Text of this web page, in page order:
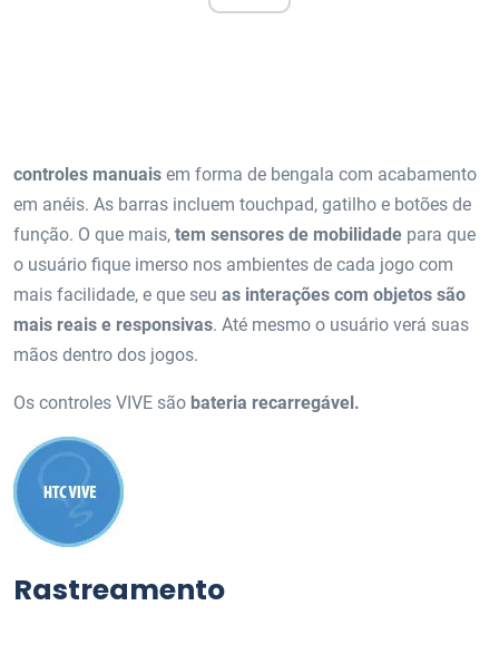
controles manuais em forma de bengala com acabamento
em anéis. As barras incluem touchpad, gatilho e botões de
função. O que mais, tem sensores de mobilidade para que
o usuário fique imerso nos ambientes de cada jogo com
mais facilidade, e que seu as interações com objetos são
mais reais e responsivas. Até mesmo o usuário verá suas
mãos dentro dos jogos.
Os controles VIVE são bateria recarregável.
Rastreamento